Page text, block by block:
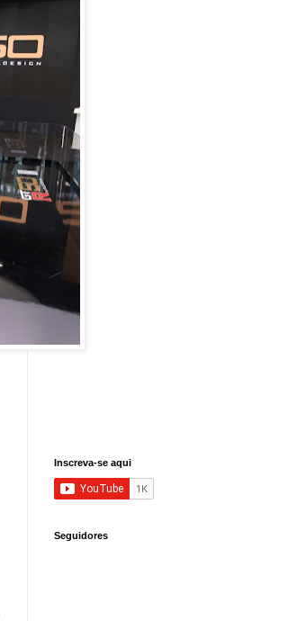
Inscreva-se aqui
Seguidores